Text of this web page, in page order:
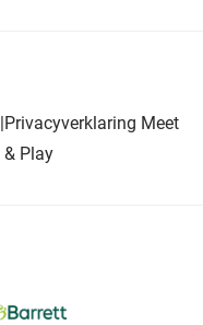
|Privacyverklaring Meet
& Play